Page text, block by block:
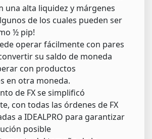
una alta liquidez y márgenes
de los cuales pueden ser
½ pip!
operar fácilmente con pares
su saldo de moneda
con productos
en otra moneda.
de FX se simplificó
con todas las órdenes de FX
a IDEALPRO para garantizar
posible